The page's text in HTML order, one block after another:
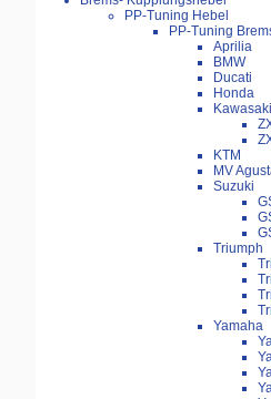
PP-Tuning Hebel
PP-Tuning
Aprilia
BMW
Ducati
Honda
Kawasaki
KTM
MV
Suzuki
Triumph
Yamaha